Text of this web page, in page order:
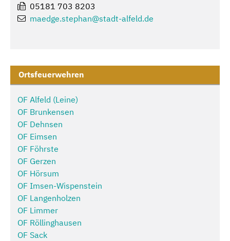
05181 703 8203
maedge.stephan@stadt-alfeld.de
Ortsfeuerwehren
OF Alfeld (Leine)
OF Brunkensen
OF Dehnsen
OF Eimsen
OF Föhrste
OF Gerzen
OF Hörsum
OF Imsen-Wispenstein
OF Langenholzen
OF Limmer
OF Röllinghausen
OF Sack